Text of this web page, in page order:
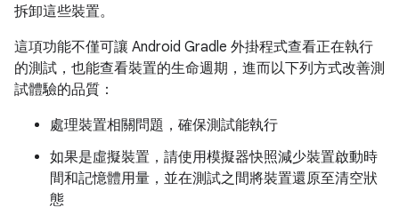
拆卸這些裝置。
這項功能不僅可讓 Android Gradle 外掛程式查看正在執行
的測試，也能查看裝置的生命週期，進而以下列方式改善測
試體驗的品質：
處理裝置相關問題，確保測試能執行
如果是虛擬裝置，請使用模擬器快照減少裝置啟動時
間和記憶體用量，並在測試之間將裝置還原至清空狀
態